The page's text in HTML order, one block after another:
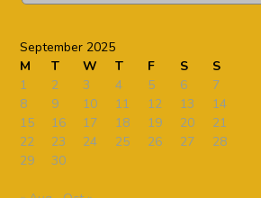
September 2025
M
T W T F S
S
1
2 3 4 5 6
7
8
9 10 11 12 13
14
15
16 17 18 19 20
21
22
23 24 25 26 27
28
29
30